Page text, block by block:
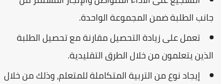
جانب الطلبة ضمن المجموعة الواحدة.
تعمل على زيادة التحصيل مقارنة مع تحصيل الطلبة
الذين يتعلمون من خلال الطرق التقليدية.
إيجاد نوع من التربية المتكاملة للمتعلم، وذلك من خلال